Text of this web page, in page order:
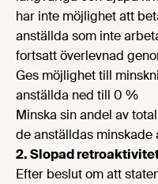
har inte möjlighet att
anställda som inte
fortsatt överlevnad
Ges möjlighet till
anställda ned till 0 %
Minska sin andel av
de anställdas minskade
2. Slopad
Efter beslut om att